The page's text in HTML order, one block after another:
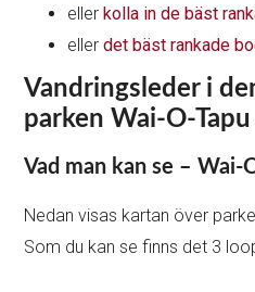
ellerkolla in de bäst
ellerdet bäst rankade
Vandringsleder i
parken Wai-O-
Vad man kan se – Wai-
Nedan visas kartan över
Som du kan se finns det 3